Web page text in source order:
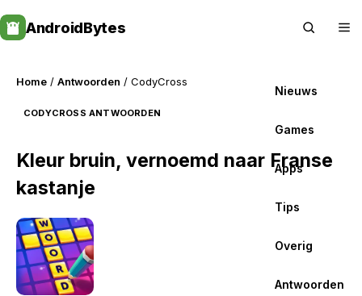
to
content
AndroidBytes
Nieuws
Games
Apps
Tips
Overig
Antwoorden
Home / Antwoorden / CodyCross
CODYCROSS ANTWOORDEN
Kleur bruin, vernoemd naar Franse
kastanje